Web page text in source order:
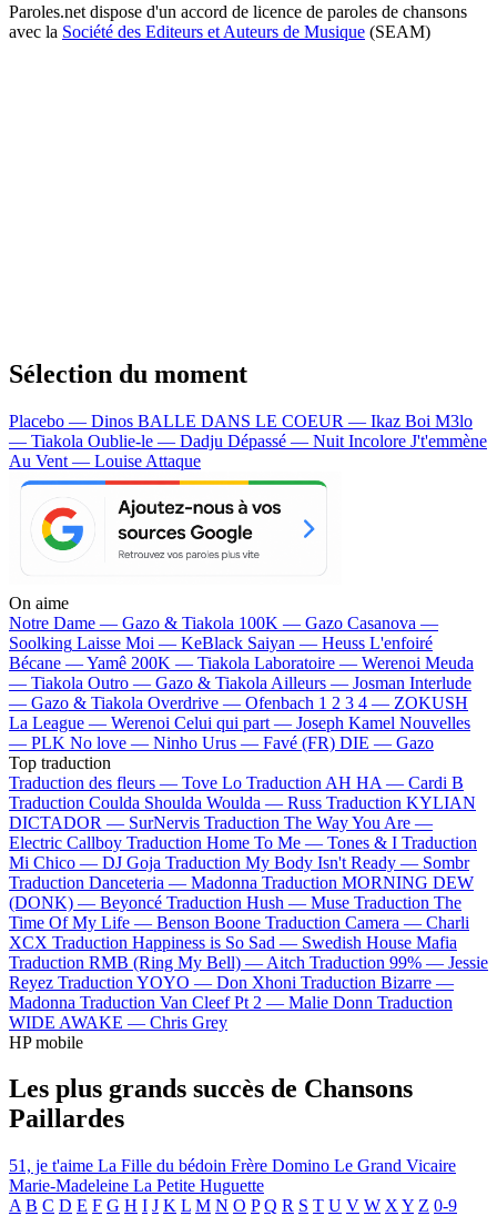
Paroles.net dispose d'un accord de licence de paroles de chansons
avec la Société des Editeurs et Auteurs de Musique (SEAM)
Sélection du moment
Placebo — Dinos BALLE DANS LE COEUR — Ikaz Boi M3lo
— Tiakola Oublie-le — Dadju Dépassé — Nuit Incolore J't'emmène
Au Vent — Louise Attaque
On aime
Notre Dame — Gazo & Tiakola 100K — Gazo Casanova —
Soolking Laisse Moi — KeBlack Saiyan — Heuss L'enfoiré
Bécane —Yamê 200K — Tiakola Laboratoire — Werenoi Meuda
— Tiakola Outro — Gazo & Tiakola Ailleurs — Josman Interlude
— Gazo & Tiakola Overdrive — Ofenbach 1 2 3 4 — ZOKUSH
La League — Werenoi Celui qui part — Joseph Kamel Nouvelles
— PLK No love — Ninho Urus — Favé (FR) DIE — Gazo
Top traduction
Traduction des fleurs — Tove Lo Traduction AH HA — Cardi B
Traduction Coulda Shoulda Woulda — Russ Traduction KYLIAN
DICTADOR — SurNervis Traduction The Way You Are —
Electric Callboy Traduction Home To Me — Tones & I Traduction
Mi Chico — DJ Goja Traduction My Body Isn't Ready — Sombr
Traduction Danceteria — Madonna Traduction MORNING DEW
(DONK) — Beyoncé Traduction Hush — Muse Traduction The
Time Of My Life — Benson Boone Traduction Camera — Charli
XCX Traduction Happiness is So Sad — Swedish House Mafia
Traduction RMB (Ring My Bell) — Aitch Traduction 99% — Jessie
Reyez Traduction YOYO — Don Xhoni Traduction Bizarre —
Madonna Traduction Van Cleef Pt 2 — Malie Donn Traduction
WIDE AWAKE — Chris Grey
HP mobile
Les plus grands succès de Chansons
Paillardes
51, je t'aime La Fille du bédoin Frère Domino Le Grand Vicaire
Marie-Madeleine La Petite Huguette
A B C D E F G H I J K L M N O P Q R S T U V W X Y Z 0-9